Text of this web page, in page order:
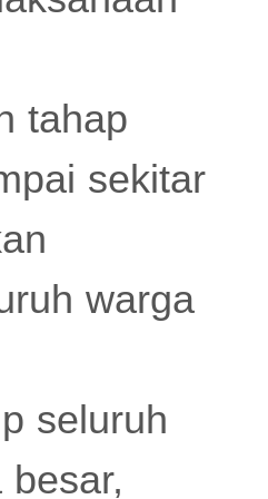
tahap
sekitar
warga
seluruh